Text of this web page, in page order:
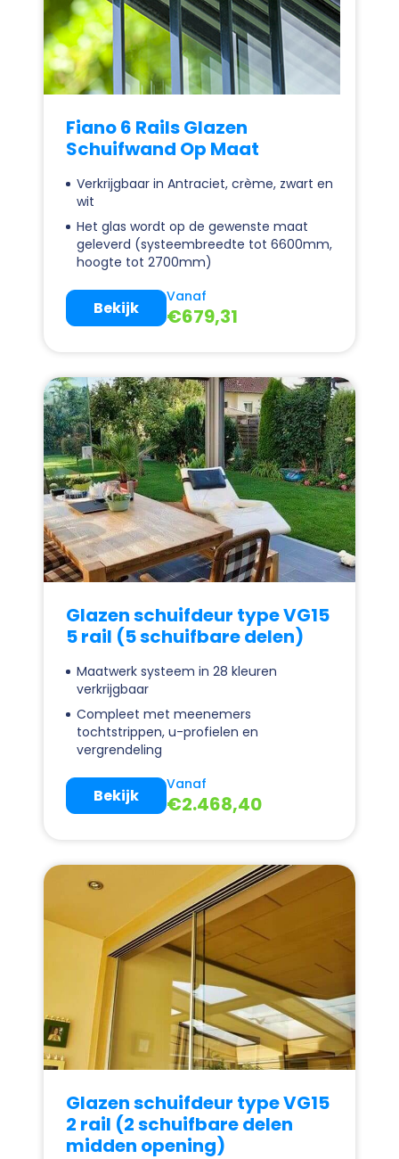
Fiano 6 Rails Glazen
Schuifwand Op Maat
Verkrijgbaar in Antraciet, crème, zwart en
wit
Het glas wordt op de gewenste maat
geleverd (systeembreedte tot 6600mm,
hoogte tot 2700mm)
Vanaf
€679,31
Bekijk
Glazen schuifdeur type VG15
5 rail (5 schuifbare delen)
Maatwerk systeem in 28 kleuren
verkrijgbaar
Compleet met meenemers
tochtstrippen, u-profielen en
vergrendeling
Vanaf
€2.468,40
Bekijk
Glazen schuifdeur type VG15
2 rail (2 schuifbare delen
midden opening)